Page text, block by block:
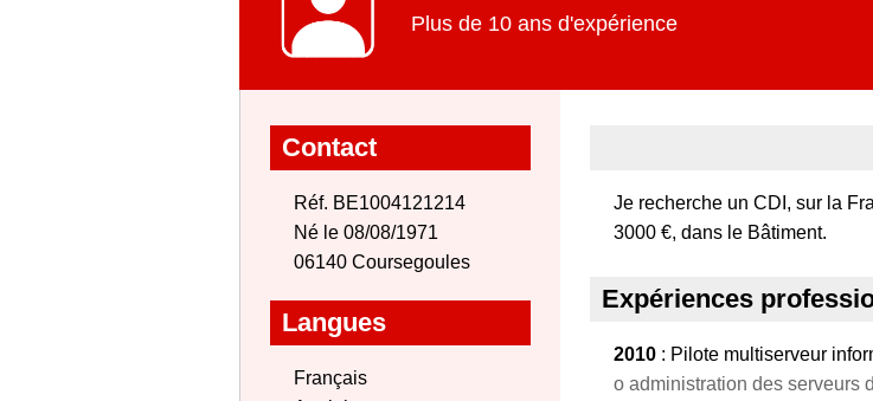
Plus de 10 ans d'expérience
Contact
Réf. BE1004121214
Né le 08/08/1971
06140 Coursegoules
Langues
Français
Je recherche un CDI, sur la
3000 €, dans le Bâtiment.
Expériences
2010 : Pilote multiserveur
o administration des serveurs